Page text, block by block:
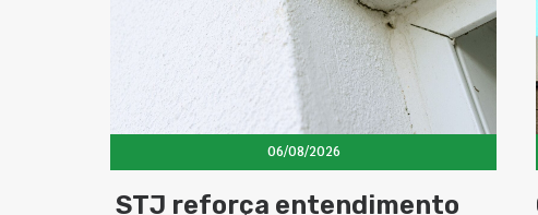
06/08/2026
STJ reforça entendimento